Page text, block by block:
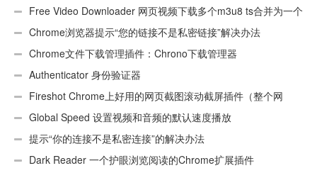
UA)Free Video Downloader 网页视频下载多个m3u8 ts合并为一个
ts文件Chrome浏览器提示“您的链接不是私密链接”解决办法
Chrome文件下载管理插件：Chrono下载管理器
Authenticator 身份验证器
Fireshot Chrome上好用的网页截图滚动截屏插件（整个网
页）Global Speed 设置视频和音频的默认速度播放
提示“你的连接不是私密连接”的解决办法
Dark Reader 一个护眼浏览阅读的Chrome扩展插件